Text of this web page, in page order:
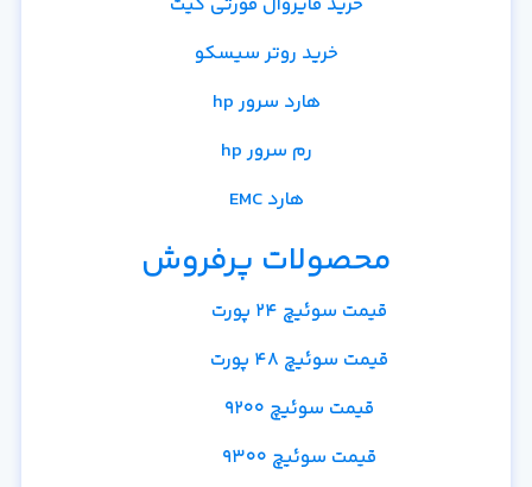
خرید روتر سیسکو
هارد سرور hp
رم سرور hp
هارد EMC
محصولات پرفروش
قیمت سوئیچ 24 پورت
قیمت سوئیچ 48 پورت
قیمت سوئیچ 9200
قیمت سوئیچ 9300